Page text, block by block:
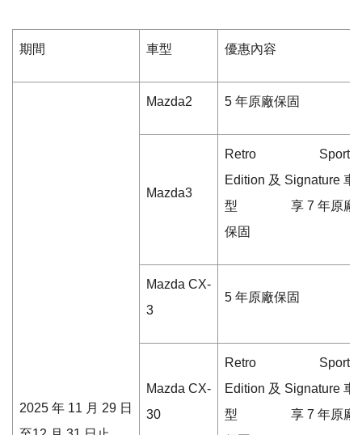
期間 車型 優惠內容
2025 年 11 月 29 日
Mazda2 5 年原廠保固
Mazda3
Retro Sports
Edition 及 Signature 車
型
享7 年原廠
保固
Mazda CX-
3
5 年原廠保固
Mazda CX-
30
Retro Sports
Edition 及 Signature 車
型
享7 年原廠